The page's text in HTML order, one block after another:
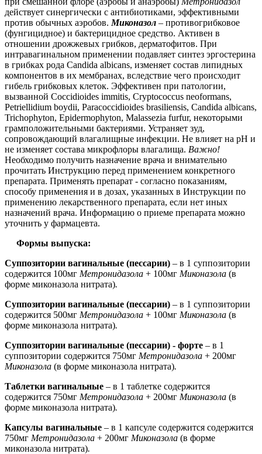
действует синергически с антибиотиками, эффективными
против обычных аэробов. Миконазол – противогрибковое
(фунгицидное) и бактерицидное средство. Активен в
отношении дрожжевых грибков, дерматофитов. При
интравагинальном применении подавляет синтез эргостерина
в грибках рода Candida albicans, изменяет состав липидных
компонентов в их мембранах, вследствие чего происходит
гибель грибковых клеток. Эффективен при патологии,
вызванной Coccidioides immitis, Cryptococcus neoformans,
Petriellidium boydii, Paracoccidioides brasiliensis, Candida albicans,
Trichophyton, Epidermophyton, Malassezia furfur, некоторыми
грамположительными бактериями. Устраняет зуд,
сопровождающий влагалищные инфекции. Не влияет на рН и
не изменяет состава микрофлоры влагалища. Важно!
Необходимо получить назначение врача и внимательно
прочитать Инструкцию перед применением конкретного
препарата. Применять препарат - согласно показаниям,
способу применения и в дозах, указанных в Инструкции по
применению лекарственного препарата, если нет иных
назначений врача. Информацию о приеме препарата можно
уточнить у фармацевта.
Формы выпуска:
Суппозитории вагинальные (пессарии) – в 1 суппозитории
содержится 100мг Метронидазола + 100мг Миконазола (в
форме миконазола нитрата).
Суппозитории вагинальные (пессарии) – в 1 суппозитории
содержится 500мг Метронидазола + 100мг Миконазола (в
форме миконазола нитрата).
Суппозитории вагинальные (пессарии) - форте – в 1
суппозитории содержится 750мг Метронидазола + 200мг
Миконазола (в форме миконазола нитрата).
Таблетки вагинальные – в 1 таблетке содержится
содержится 750мг Метронидазола + 200мг Миконазола (в
форме миконазола нитрата).
Капсулы вагинальные – в 1 капсуле содержится содержится
750мг Метронидазола + 200мг Миконазола (в форме
миконазола нитрата).